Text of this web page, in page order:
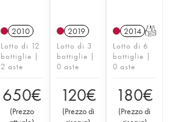
2010
Lotto di 12
bottiglie |
2 aste
650€
(Prezzo
2019
Lotto di 3
bottiglie |
0 aste
120€
(Prezzo di
2014 T
Lotto di 6
bottiglie |
0 aste
180€
(Prezzo di